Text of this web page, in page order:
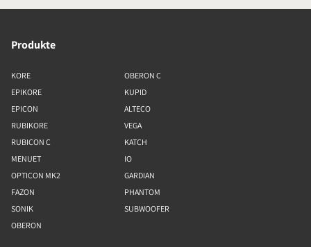
Produkte
KORE
EPIKORE
EPICON
RUBIKORE
RUBICON C
MENUET
OPTICON MK2
FAZON
SONIK
OBERON
OBERON C
KUPID
ALTECO
VEGA
KATCH
IO
GARDIAN
PHANTOM
SUBWOOFER